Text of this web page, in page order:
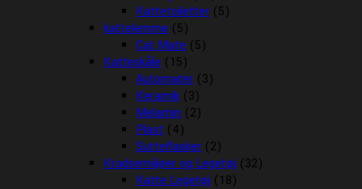
Kattetoiletter (5)
kattelemme (5)
Cat Mate (5)
Katteskåle (15)
Automater (3)
Keramik (3)
Melamin (2)
Plast (4)
Sutteflasker (2)
Kradsemiljøer og Legetøj (32)
Katte Legetøj (18)